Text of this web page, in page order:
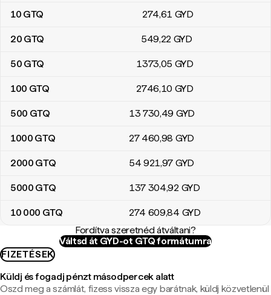
10 GTQ 274,61 GYD
20 GTQ 549,22 GYD
50 GTQ 1373,05 GYD
100 GTQ 2746,10 GYD
500 GTQ 13 730,49 GYD
1000 GTQ 27 460,98 GYD
2000 GTQ 54 921,97 GYD
5000 GTQ 137 304,92 GYD
10 000 GTQ 274 609,84 GYD
Fordítva szeretnéd átváltani?
Váltsd át GYD-ot GTQ formátumra
FIZETÉSEK
Küldj és fogadj pénzt másodpercek alatt
Oszd meg a számlát, fizess vissza egy barátnak, küldj közvetlenül